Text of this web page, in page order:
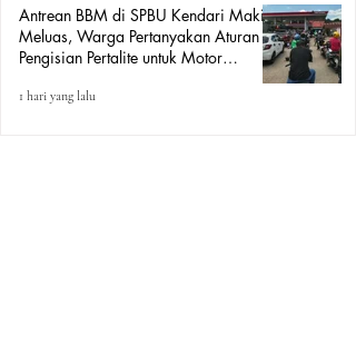
Antrean BBM di SPBU Kendari Makin
Meluas, Warga Pertanyakan Aturan
Pengisian Pertalite untuk Motor
1 hari yang lalu